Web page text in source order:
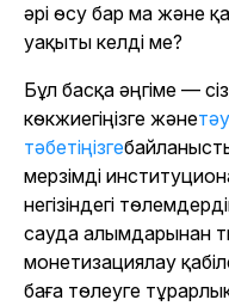
әрі өсу бар ма және
уақыты келді ме?
Бұл басқа әңгіме —
көкжиегіңізге және
тәбетіңізге
мерзімді
негізіндегі
сауда алымдарынан
монетизациялау
баға төлеуге